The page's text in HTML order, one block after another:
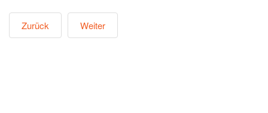
Zurück Weiter